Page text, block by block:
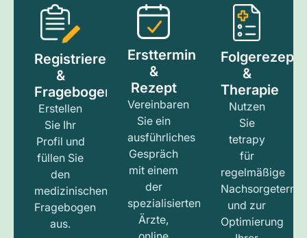
Registrieren
&
Fragebogen
Erstellen
Sie Ihr
Profil und
füllen Sie
den
medizinischen
Fragebogen
aus.
Ersttermin
&
Rezept
Vereinbaren
Sie ein
ausführliches
Gespräch
mit einem
der
spezialisierten
Ärzte,
Folgerezept
&
Therapie
Nutzen
Sie
tetrapy
für
regelmäßige
und zur
Optimierung